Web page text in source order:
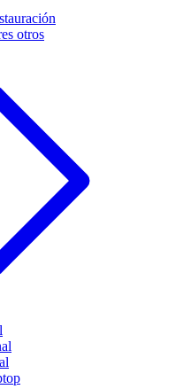
otros